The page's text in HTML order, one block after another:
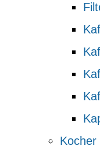
Kocher